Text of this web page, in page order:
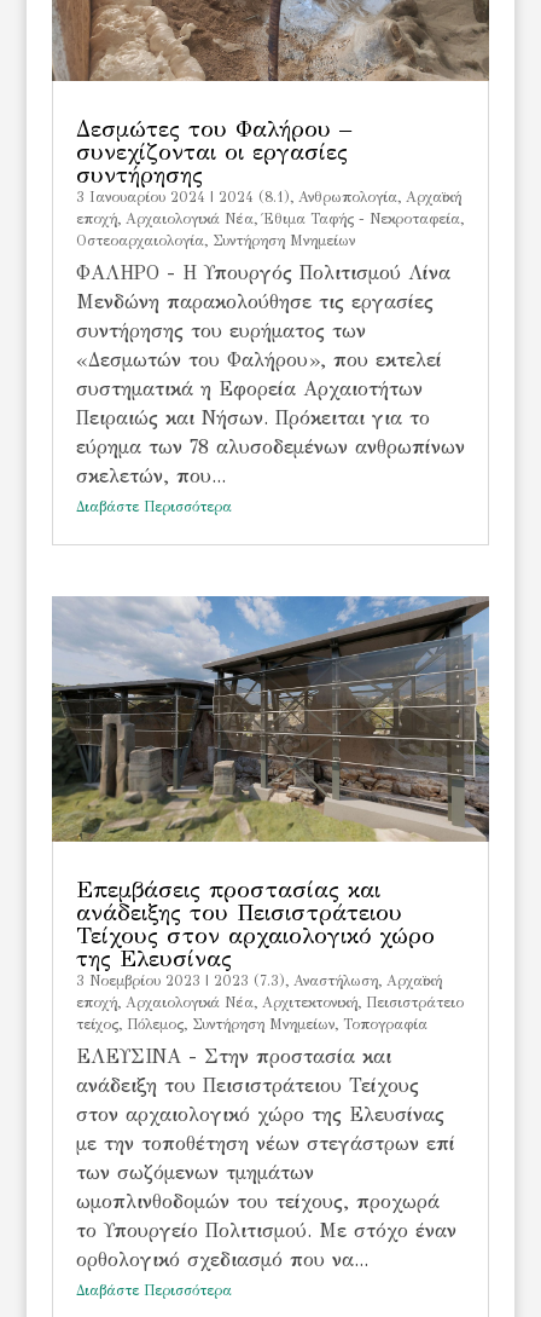
Δεσμώτες του Φαλήρου –
συνεχίζονται οι εργασίες
συντήρησης
3 Ιανουαρίου 2024 2024 (8.1), Ανθρωπολογία, Αρχαϊκή
εποχή, Αρχαιολογικά Νέα,Έθιμα Ταφής - Νεκροταφεία,
Οστεοαρχαιολογία, Συντήρηση Μνημείων
ΦΑΛΗΡΟ - Η Υπουργός Πολιτισμού Λίνα
Μενδώνη παρακολούθησε τις εργασίες
συντήρησης του ευρήματος των
«Δεσμωτών του Φαλήρου», που εκτελεί
συστηματικά η Εφορεία Αρχαιοτήτων
Πειραιώς και Νήσων. Πρόκειται για το
εύρημα των 78 αλυσοδεμένων ανθρωπίνων
σκελετών, που...
Διαβάστε Περισσότερα
Επεμβάσεις προστασίας και
ανάδειξης του Πεισιστράτειου
Τείχους στον αρχαιολογικό χώρο
της Ελευσίνας
3 Νοεμβρίου 2023 2023 (7.3), Αναστήλωση, Αρχαϊκή
εποχή, Αρχαιολογικά Νέα, Αρχιτεκτονική, Πεισιστράτειο
τείχος, Πόλεμος, Συντήρηση Μνημείων, Τοπογραφία
ΕΛΕΥΣΙΝΑ - Στην προστασία και
ανάδειξη του Πεισιστράτειου Τείχους
στον αρχαιολογικό χώρο της Ελευσίνας
με την τοποθέτηση νέων στεγάστρων επί
των σωζόμενων τμημάτων
ωμοπλινθοδομών του τείχους, προχωρά
το Υπουργείο Πολιτισμού. Με στόχο έναν
ορθολογικό σχεδιασμό που να...
Διαβάστε Περισσότερα